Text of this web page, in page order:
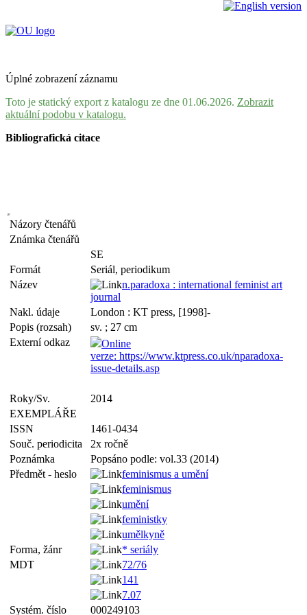
Úplné zobrazení záznamu
Toto je statický export z katalogu ze dne 01.06.2026. Zobrazit
aktuální podobu v katalogu.
Bibliografická citace
Názory čtenářů
Známka čtenářů
SE
Formát
Seriál, periodikum
Název
n.paradoxa : international feminist art
journal
Nakl. údaje
London : KT press, [1998]-
Popis (rozsah)
sv. ; 27 cm
Externí odkaz
Online
verze: https://www.ktpress.co.uk/nparadoxa-
issue-details.asp
Roky/Sv.
2014
EXEMPLÁŘE
ISSN
1461-0434
Souč. periodicita
2x ročně
Poznámka
Popsáno podle: vol.33 (2014)
Předmět - heslo
feminismus a umění
feminismus
umění
feministky
umělkyně
Forma, žánr
* seriály
MDT
72/76
141
7.07
Systém. číslo
000249103